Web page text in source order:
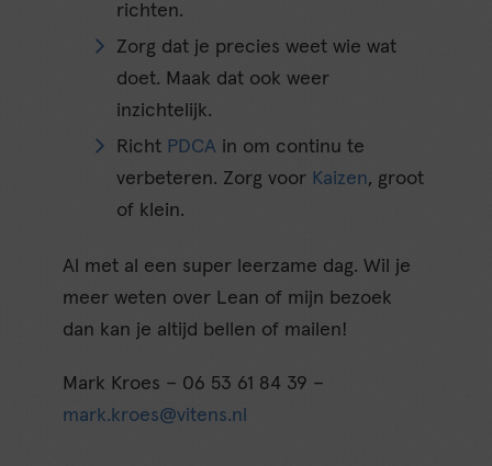
richten.
Zorg dat je precies weet wie wat
doet. Maak dat ook weer
inzichtelijk.
Richt PDCA in om continu te
verbeteren. Zorg voor Kaizen, groot
of klein.
Al met al een super leerzame dag. Wil je
meer weten over Lean of mijn bezoek
dan kan je altijd bellen of mailen!
Mark Kroes – 06 53 61 84 39 –
mark.kroes@vitens.nl